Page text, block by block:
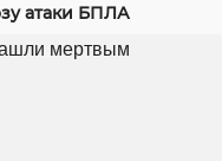
атаки БПЛА